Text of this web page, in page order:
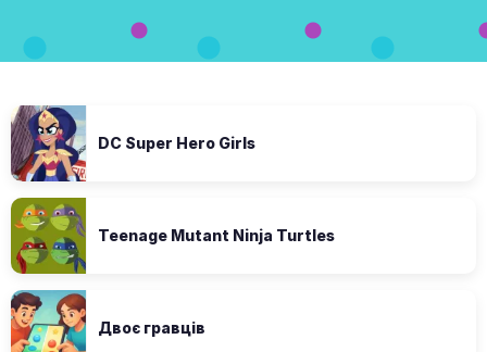
DC Super Hero Girls
Teenage Mutant Ninja Turtles
Двоє гравців